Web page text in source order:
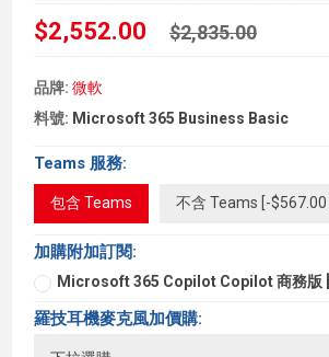
$2,552.00 $2,835.00
品牌: 微軟
料號: Microsoft 365 Business Basic
Teams 服務:
包含 Teams 不含 Teams [-$567.00 ]
加購附加訂閱:
Microsoft 365 Copilot Copilot 商務版
羅技耳機麥克風加價購: